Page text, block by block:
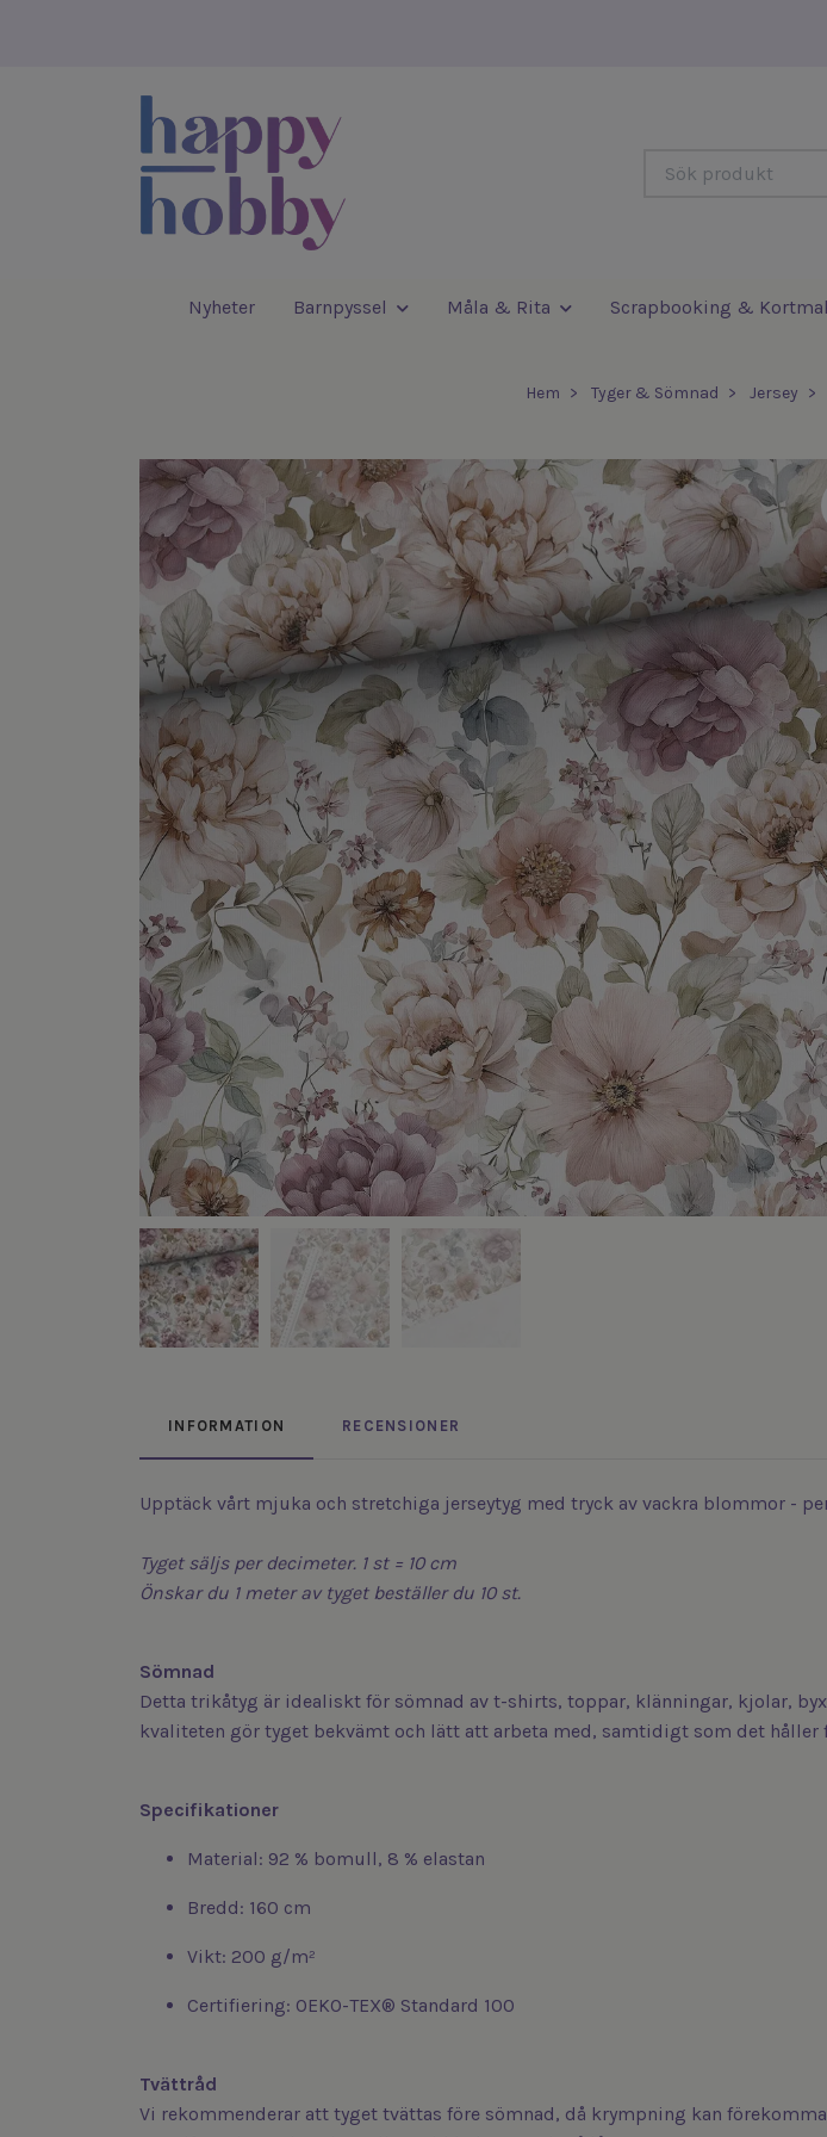
Nyheter Barnpyssel Måla & Rita Scrapbooking &
Hem Tyger & Sömnad Jersey
INFORMATION RECENSIONER
Upptäck vårt mjuka och stretchiga jerseytyg med tryck av vackra blommor -
Tyget säljs per decimeter. 1 st = 10 cm
Önskar du 1 meter av tyget beställer du 10 st.
Sömnad
Detta trikåtyg är idealiskt för sömnad av t-shirts, toppar, klänningar, kjolar,
kvaliteten gör tyget bekvämt och lätt att arbeta med, samtidigt som det håller
Specifikationer
Material: 92 % bomull, 8 % elastan
Bredd: 160 cm
Vikt: 200 g/m²
Certifiering: OEKO-TEX® Standard 100
Tvättråd
Vi rekommenderar att tyget tvättas före sömnad, då krympning kan